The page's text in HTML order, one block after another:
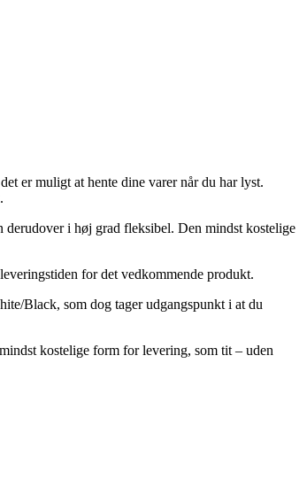
er muligt at hente dine varer når du har lyst.
i høj grad fleksibel. Den mindst kostelige
for det vedkommende produkt.
Black, som dog tager udgangspunkt i at du
kostelige form for levering, som tit – uden